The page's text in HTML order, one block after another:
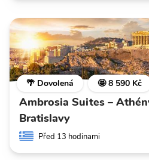
🌴 Dovolená 🤩 8 590 Kč
Ambrosia Suites –
Bratislavy
Před 13 hodinami